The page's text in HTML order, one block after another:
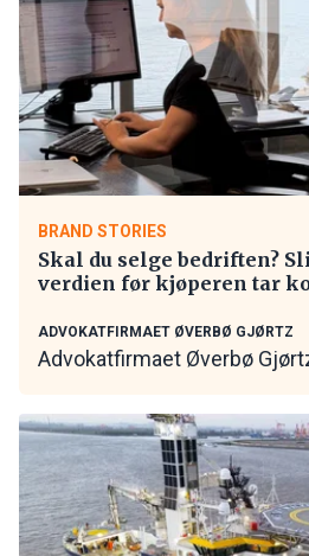
BRAND STORIES
Skal du selge bedriften?
verdien før kjøperen tar
ADVOKATFIRMAET ØVERBØ GJØRTZ
Advokatfirmaet Øverbø